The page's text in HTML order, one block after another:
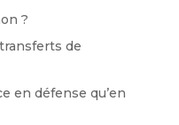
?
de
en défense qu’en